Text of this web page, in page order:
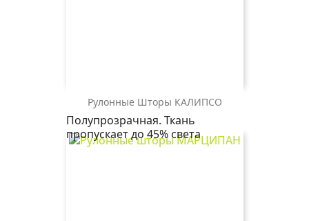
Рулонные Шторы КАЛИПСО
Полупрозрачная. Ткань
пропускает до 45% света
КАЛИПСО
2871
коричневый
КАЛИПСО
2406
бежевый
КАЛИПСО
2261
слоновая
0225
белый